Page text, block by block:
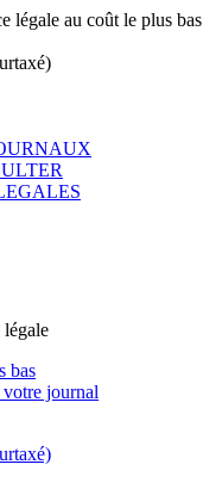
légale au coût le plus bas
légale
bas
journal